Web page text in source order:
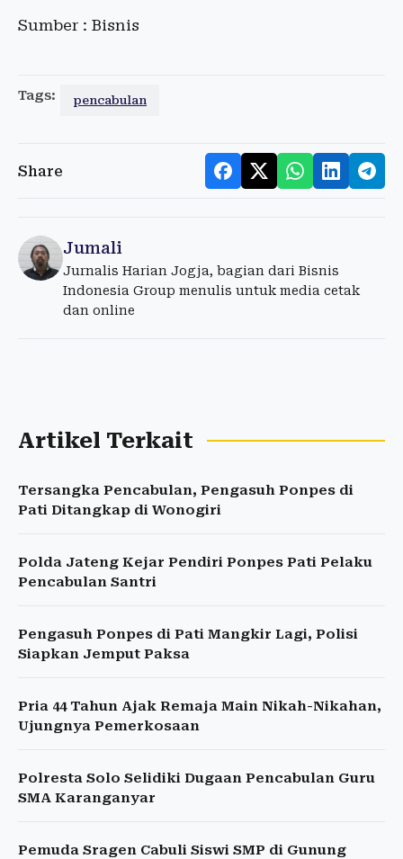
Sumber : Bisnis
Tags: pencabulan
Share
Jumali
Jurnalis Harian Jogja, bagian dari Bisnis
Indonesia Group menulis untuk media cetak
dan online
Artikel Terkait
Tersangka Pencabulan, Pengasuh Ponpes di
Pati Ditangkap di Wonogiri
Polda Jateng Kejar Pendiri Ponpes Pati Pelaku
Pencabulan Santri
Pengasuh Ponpes di Pati Mangkir Lagi, Polisi
Siapkan Jemput Paksa
Pria 44 Tahun Ajak Remaja Main Nikah-Nikahan,
Ujungnya Pemerkosaan
Polresta Solo Selidiki Dugaan Pencabulan Guru
SMA Karanganyar
Pemuda Sragen Cabuli Siswi SMP di Gunung